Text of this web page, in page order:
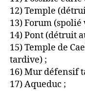
12) Temple
13) Forum (spolié
14) Pont (détruit
15) Temple de
tardive) ;
16) Mur défensif
17) Aqueduc ;